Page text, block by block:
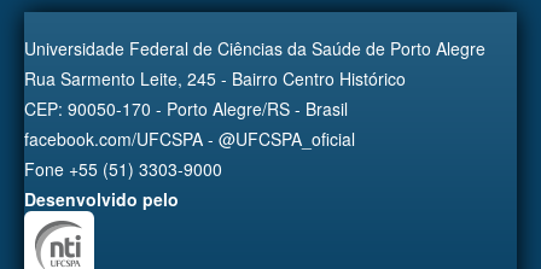
Universidade Federal de Ciências da Saúde de Porto Alegre
Rua Sarmento Leite, 245 - Bairro Centro Histórico
CEP: 90050-170 - Porto Alegre/RS - Brasil
facebook.com/UFCSPA - @UFCSPA_oficial
Fone +55 (51) 3303-9000
Desenvolvido pelo